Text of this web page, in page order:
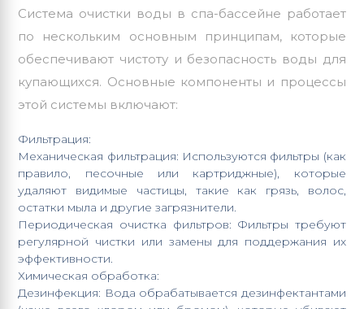
Система очистки воды в спа-бассейне работает
по нескольким основным принципам, которые
обеспечивают чистоту и безопасность воды для
купающихся. Основные компоненты и процессы
этой системы включают:
Фильтрация:
Механическая фильтрация: Используются фильтры (как
правило, песочные или картриджные), которые
удаляют видимые частицы, такие как грязь, волос,
остатки мыла и другие загрязнители.
Периодическая очистка фильтров: Фильтры требуют
регулярной чистки или замены для поддержания их
эффективности.
Химическая обработка:
Дезинфекция: Вода обрабатывается дезинфектантами